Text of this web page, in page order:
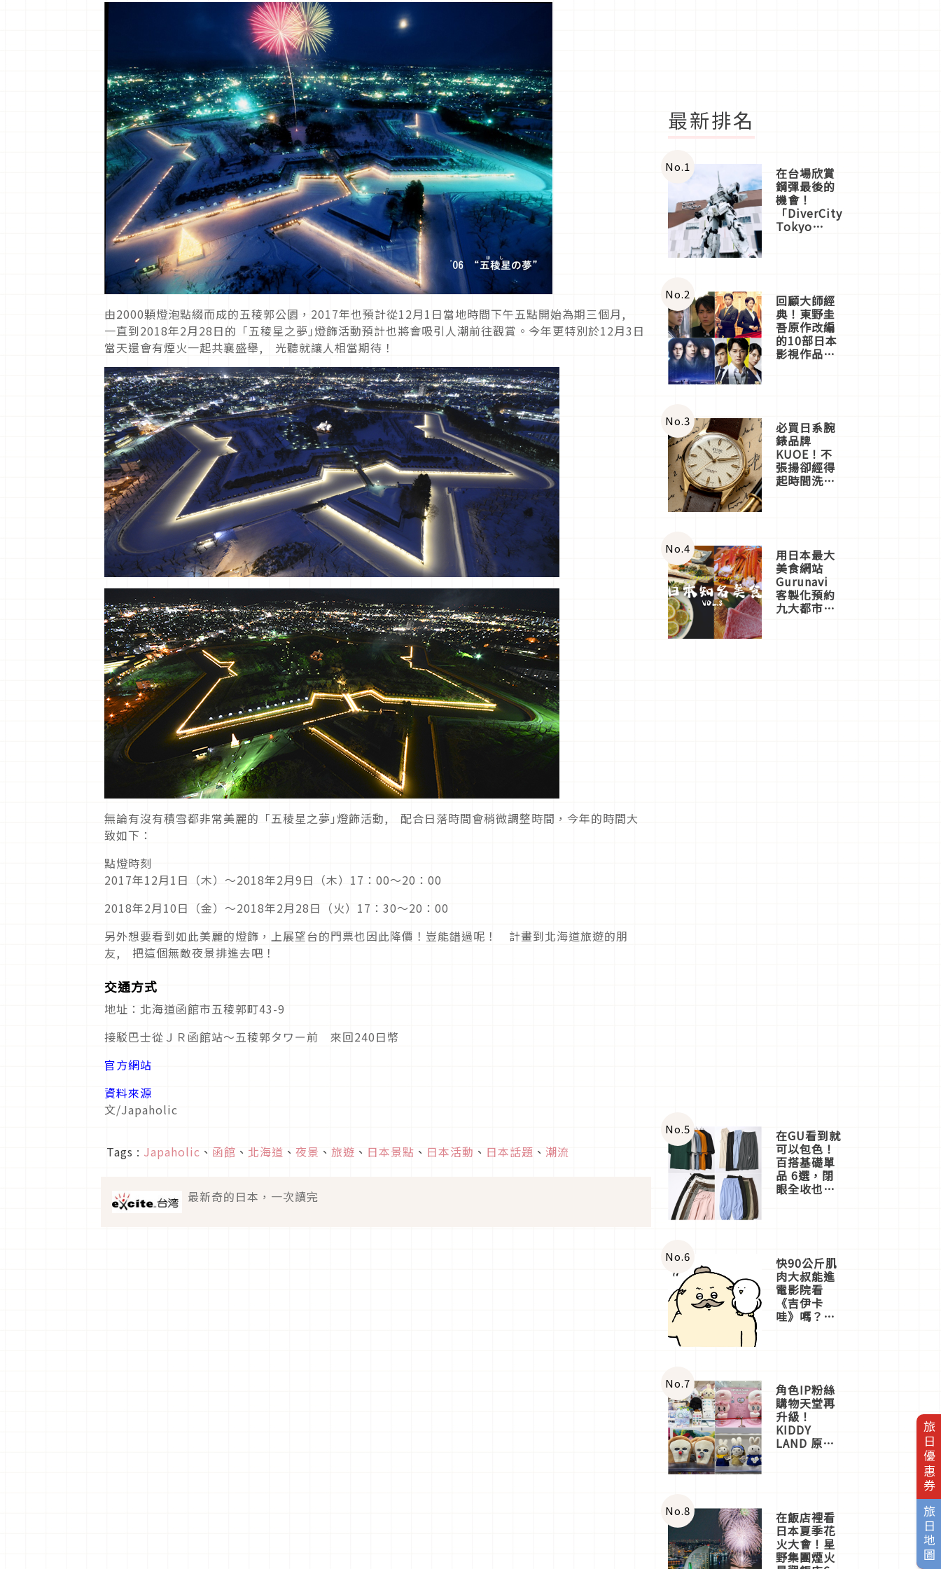
旅日優惠券
旅日地圖
由2000顆燈泡點綴而成的五稜郭公園，2017年也預計從12月1日當地時間下午五點開始為期三個月,
一直到2018年2月28日的「五稜星之夢｣燈飾活動預計也將會吸引人潮前往觀賞。今年更特別於12月3日
當天還會有煙火一起共襄盛舉, 光聽就讓人相當期待！
無論有沒有積雪都非常美麗的「五稜星之夢｣燈飾活動, 配合日落時間會稍微調整時間，今年的時間大
致如下：
點燈時刻
2017年12月1日（木）〜2018年2月9日（木）17：00〜20：00
2018年2月10日（金）〜2018年2月28日（火）17：30〜20：00
另外想要看到如此美麗的燈飾，上展望台的門票也因此降價！豈能錯過呢！ 計畫到北海道旅遊的朋
友, 把這個無敵夜景排進去吧！
交通方式
地址：北海道函館市五稜郭町43-9
接駁巴士從ＪＲ函館站～五稜郭タワー前 來回240日幣
官方網站
資料來源
文/Japaholic
Tags : Japaholic 、 函館 、 北海道 、 夜景 、 旅遊 、 日本景點 、 日本活動 、 日本話題 、 潮流
最新奇的日本，一次讀完
最新排名
No.1 在台場欣賞
鋼彈最後的
機會！
「DiverCity
Tokyo
體驗
No.2 回顧大師經
典！東野圭
吾原作改編
的10部日本
影視作品推
No.3 必買日系腕
錶品牌
KUOE！不
張揚卻經得
起時間洗鍊
No.4 用日本最大
美食網站
Gurunavi
客製化預約
九大都市餐
No.5 在GU看到就
可以包色！
百搭基礎單
品 6選，閉
眼全收也不
No.6 快90公斤肌
肉大叔能進
電影院看
《吉伊卡
哇》嗎？日
一同給出了
答案
No.7 角色IP粉絲
購物天堂再
升級！
KIDDY
LAND 原宿
店3分即達
No.8 在飯店裡看
日本夏季花
火大會！星
野集團煙火